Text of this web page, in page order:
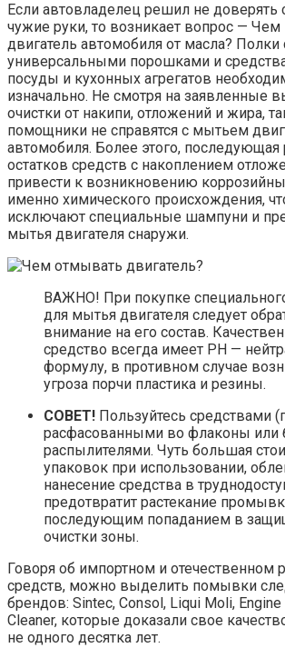
Если автовладелец решил не доверять
чужие руки, то возникает вопрос —
двигатель автомобиля от масла? Полки
универсальными порошками и
посуды и кухонных агрегатов
изначально. Не смотря на заявленные
очистки от накипи, отложений и жира,
помощники не справятся с мытьем
автомобиля. Более этого, последующая
остатков средств с накоплением
привести к возникновению
именно химического происхождения,
исключают специальные шампуни и
мытья двигателя снаружи.
ВАЖНО! При покупке
для мытья двигателя следует
внимание на его состав.
средство всегда имеет PH —
формулу, в противном случае
угроза порчи пластика и резины.
СОВЕТ! Пользуйтесь средствами
расфасованными во флаконы или
распылителями. Чуть большая
упаковок при использовании,
нанесение средства в
предотвратит растекание
последующим попаданием в
очистки зоны.
Говоря об импортном и отечественном
средств, можно выделить помывки
брендов: Sintec, Consol, Liqui Moli, Engine
Cleaner, которые доказали свое
не одного десятка лет.